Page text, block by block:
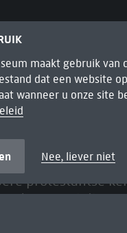
maakt gebruik van
dat een website
wanneer u onze site
Nee, liever niet
VAN DE SINT-
Sint-Odulphuskerk in
protestantse